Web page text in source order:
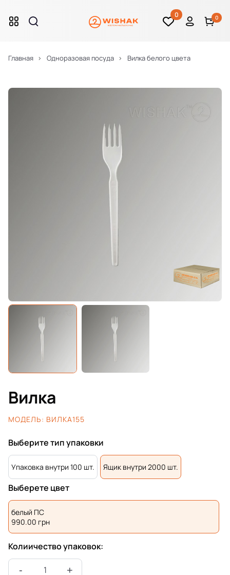
0 0
Главная Одноразовая посуда Вилка белого цвета
Вилка
МОДЕЛЬ: ВИЛКА155
Выберите тип упаковки
Упаковка внутри 100 шт. Ящик внутри 2000 шт.
Выберете цвет
белый ПС
990.00 грн
Колиичество упаковок: